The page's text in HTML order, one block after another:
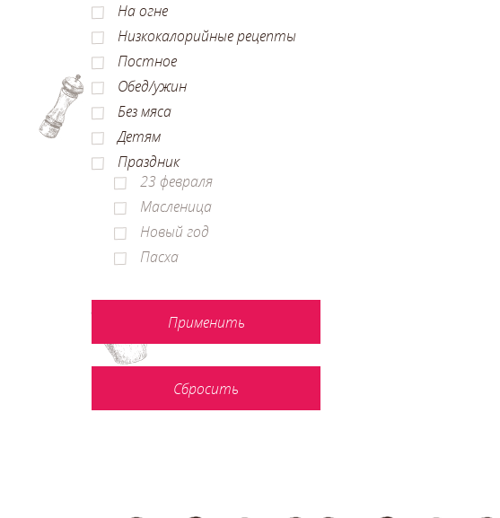
На огне
Низкокалорийные рецепты
Постное
Обед/ужин
Без мяса
Детям
Праздник
23 февраля
Масленица
Новый год
Пасха